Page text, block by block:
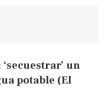
un
potable (El